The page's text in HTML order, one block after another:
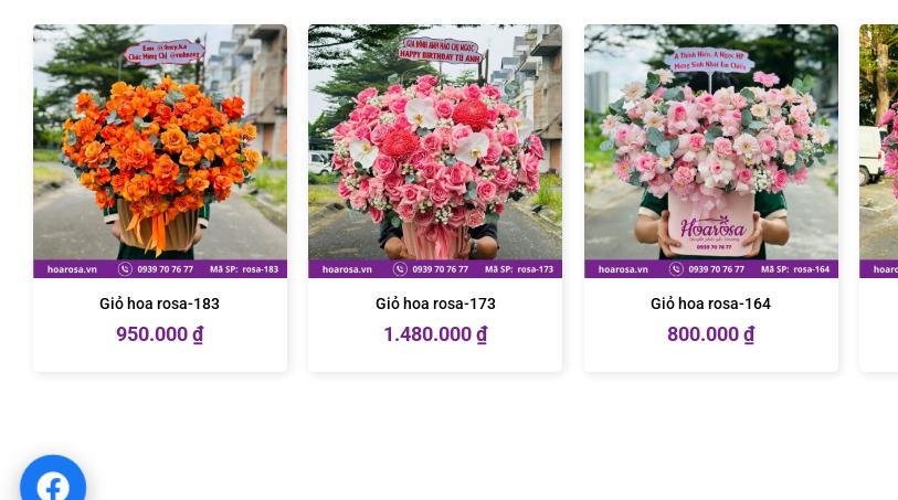
Giỏ hoa rosa-183
950.000₫
Giỏ hoa rosa-173
1.480.000₫
Giỏ hoa rosa-164
800.000₫